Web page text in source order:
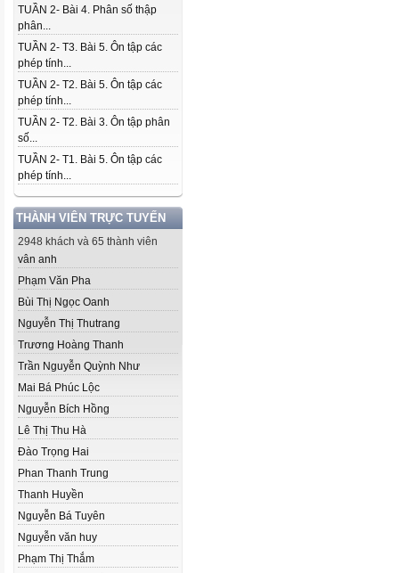
TUẦN 2- Bài 4. Phân số thập
phân...
TUẦN 2- T3. Bài 5. Ôn tập các
phép tính...
TUẦN 2- T2. Bài 5. Ôn tập các
phép tính...
TUẦN 2- T2. Bài 3. Ôn tập phân
số...
TUẦN 2- T1. Bài 5. Ôn tập các
phép tính...
THÀNH VIÊN TRỰC TUYẾN
2948 khách và 65 thành viên
vân anh
Phạm Văn Pha
Bùi Thị Ngọc Oanh
Nguyễn Thị Thutrang
Trương Hoàng Thanh
Trần Nguyễn Quỳnh Như
Mai Bá Phúc Lộc
Nguyễn Bích Hồng
Lê Thị Thu Hà
Đào Trọng Hai
Phan Thanh Trung
Thanh Huyền
Nguyễn Bá Tuyên
Nguyễn văn huy
Phạm Thị Thắm